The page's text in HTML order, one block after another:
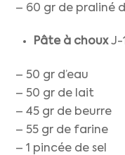
– 60 gr de praliné
Pâte à chouxJ-1
– 50 gr d’eau
– 50 gr de lait
– 45 gr de beurre
– 55 gr de farine
– 1 pincée de sel